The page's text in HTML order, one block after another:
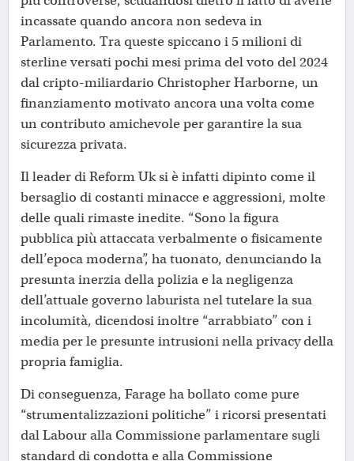
incassate quando ancora non sedeva in
Parlamento. Tra queste spiccano i 5 milioni di
sterline versati pochi mesi prima del voto del 2024
dal cripto-miliardario Christopher Harborne, un
finanziamento motivato ancora una volta come
un contributo amichevole per garantire la sua
sicurezza privata.
Il leader di Reform Uk si è infatti dipinto come il
bersaglio di costanti minacce e aggressioni, molte
delle quali rimaste inedite. “Sono la figura
pubblica più attaccata verbalmente o fisicamente
dell’epoca moderna”, ha tuonato, denunciando la
presunta inerzia della polizia e la negligenza
dell’attuale governo laburista nel tutelare la sua
incolumità, dicendosi inoltre “arrabbiato” con i
media per le presunte intrusioni nella privacy della
propria famiglia.
Di conseguenza, Farage ha bollato come pure
“strumentalizzazioni politiche” i ricorsi presentati
dal Labour alla Commissione parlamentare sugli
standard di condotta e alla Commissione